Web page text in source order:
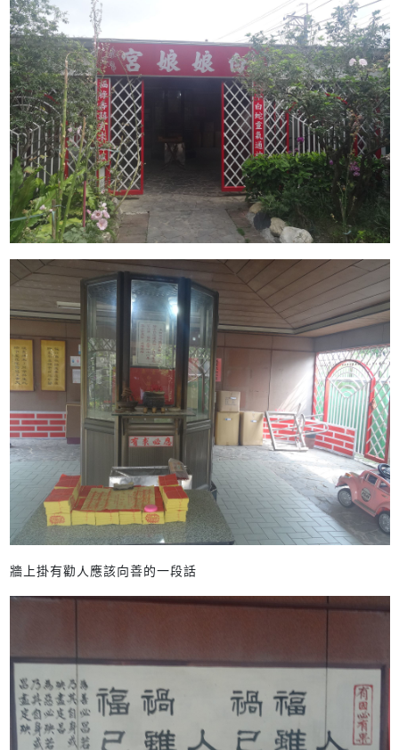
牆上掛有勸人應該向善的一段話